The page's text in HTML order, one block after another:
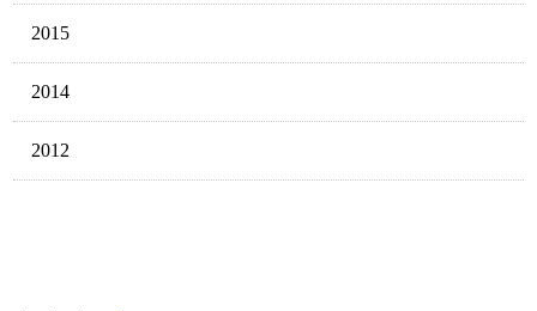
2015
2014
2012